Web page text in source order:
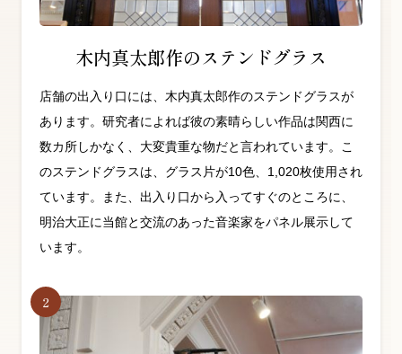
木内真太郎作のステンドグラス
店舗の出入り口には、木内真太郎作のステンドグラスが
あります。研究者によれば彼の素晴らしい作品は関西に
数カ所しかなく、大変貴重な物だと言われています。こ
のステンドグラスは、グラス片が10色、1,020枚使用され
ています。また、出入り口から入ってすぐのところに、
明治大正に当館と交流のあった音楽家をパネル展示して
います。